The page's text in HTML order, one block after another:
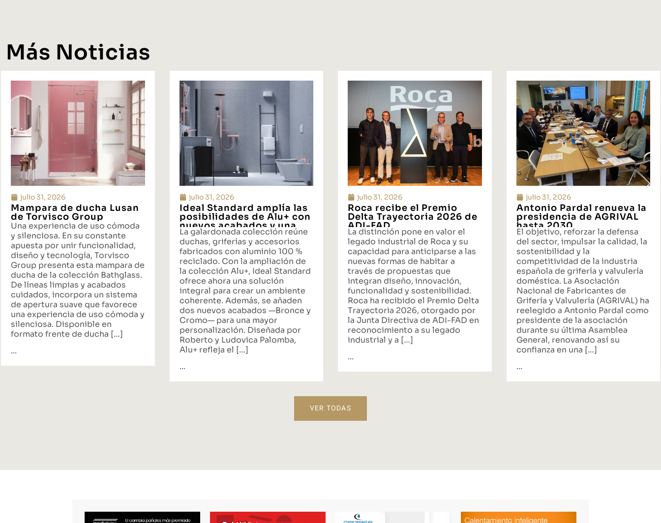
Más Noticias
julio 31, 2026
Mampara de ducha Lusan
de Torvisco Group
Una experiencia de uso cómoda
y silenciosa. En su constante
apuesta por unir funcionalidad,
diseño y tecnología, Torvisco
Group presenta esta mampara de
ducha de la colección Bathglass.
De líneas limpias y acabados
cuidados, incorpora un sistema
de apertura suave que favorece
una experiencia de uso cómoda y
silenciosa. Disponible en
formato frente de ducha […]
...
julio 31, 2026
Ideal Standard amplía las
posibilidades de Alu+ con
nuevos acabados y una
propuesta integral de
baño
La galardonada colección reúne
duchas, griferías y accesorios
fabricados con aluminio 100 %
reciclado. Con la ampliación de
la colección Alu+, Ideal Standard
ofrece ahora una solución
integral para crear un ambiente
coherente. Además, se añaden
dos nuevos acabados —Bronce y
Cromo— para una mayor
personalización. Diseñada por
Roberto y Ludovica Palomba,
Alu+ refleja el […]
...
julio 31, 2026
Roca recibe el Premio
Delta Trayectoria 2026 de
ADI-FAD
La distinción pone en valor el
legado industrial de Roca y su
capacidad para anticiparse a las
nuevas formas de habitar a
través de propuestas que
integran diseño, innovación,
funcionalidad y sostenibilidad.
Roca ha recibido el Premio Delta
Trayectoria 2026, otorgado por
la Junta Directiva de ADI-FAD en
reconocimiento a su legado
industrial y a […]
...
julio 31, 2026
Antonio Pardal renueva la
presidencia de AGRIVAL
hasta 2030
El objetivo, reforzar la defensa
del sector, impulsar la calidad, la
sostenibilidad y la
competitividad de la industria
española de grifería y valvulería
doméstica. La Asociación
Nacional de Fabricantes de
Grifería y Valvulería (AGRIVAL) ha
reelegido a Antonio Pardal como
presidente de la asociación
durante su última Asamblea
General, renovando así su
confianza en una […]
...
VER TODAS